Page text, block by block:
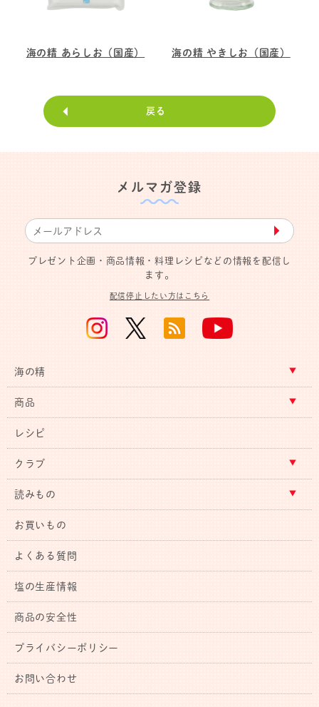
海の精 あらしお（国産） 海の精 やきしお（国産）
戻る
メルマガ登録
▶︎
プレゼント企画・商品情報・料理レシピなどの情報を配信し
ます。
配信停止したい方はこちら
海の精
商品
レシピ
クラブ
読みもの
お買いもの
よくある質問
塩の生産情報
商品の安全性
プライバシーポリシー
お問い合わせ